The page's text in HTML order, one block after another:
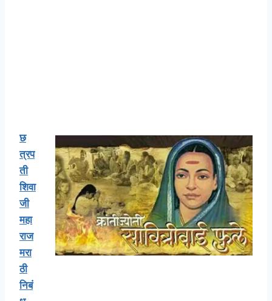
छ
त्रप
ती
शिवा
जी
महा
राज
मरा
ठी
निबं